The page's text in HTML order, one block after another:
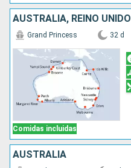
AUSTRALIA, REINO UNIDO
Comidas incluidas
Grand Princess 32 d
AUSTRALIA